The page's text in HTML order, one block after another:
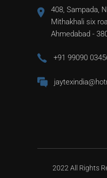
408, Sampada,
Mithakhali six
Ahmedabad -
+91 99090
2022 All Rights